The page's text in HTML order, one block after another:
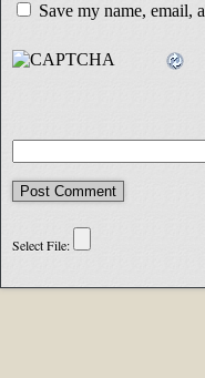
Save my name, email,